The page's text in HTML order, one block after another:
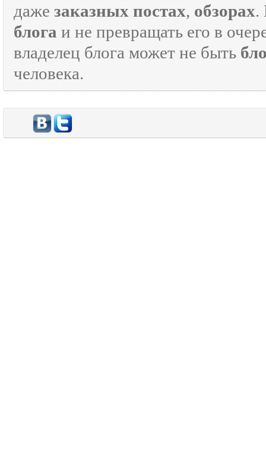
даже заказных постах, обзорах.
блога и не превращать его в
владелец блога может не быть
человека.